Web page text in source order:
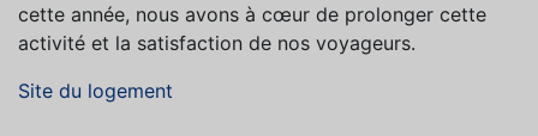
cette année, nous avons à cœur de prolonger cette
activité et la satisfaction de nos voyageurs.
Site du logement